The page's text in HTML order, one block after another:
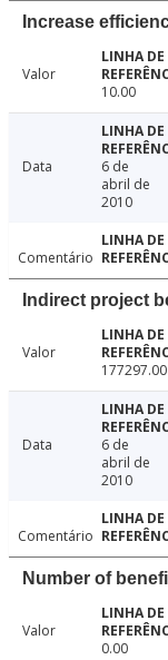
Increase
Valor
10.00
Data
6 de
abril de
2010
Comentário
Indirect project
Valor
177297.00
Data
6 de
abril de
2010
Comentário
Number of
Valor
0.00